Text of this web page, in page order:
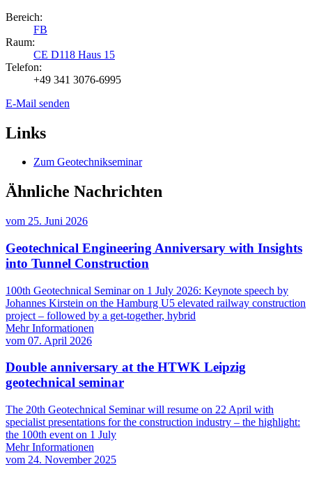
Bereich:
FB
Raum:
CE D118 Haus 15
Telefon:
+49 341 3076-6995
E-Mail senden
Links
Zum Geotechnikseminar
Ähnliche Nachrichten
vom 25. Juni 2026
Geotechnical Engineering Anniversary with Insights
into Tunnel Construction
100th Geotechnical Seminar on 1 July 2026: Keynote speech by
Johannes Kirstein on the Hamburg U5 elevated railway construction
project – followed by a get-together, hybrid
Mehr Informationen
vom 07. April 2026
Double anniversary at the HTWK Leipzig
geotechnical seminar
The 20th Geotechnical Seminar will resume on 22 April with
specialist presentations for the construction industry – the highlight:
the 100th event on 1 July
Mehr Informationen
vom 24. November 2025